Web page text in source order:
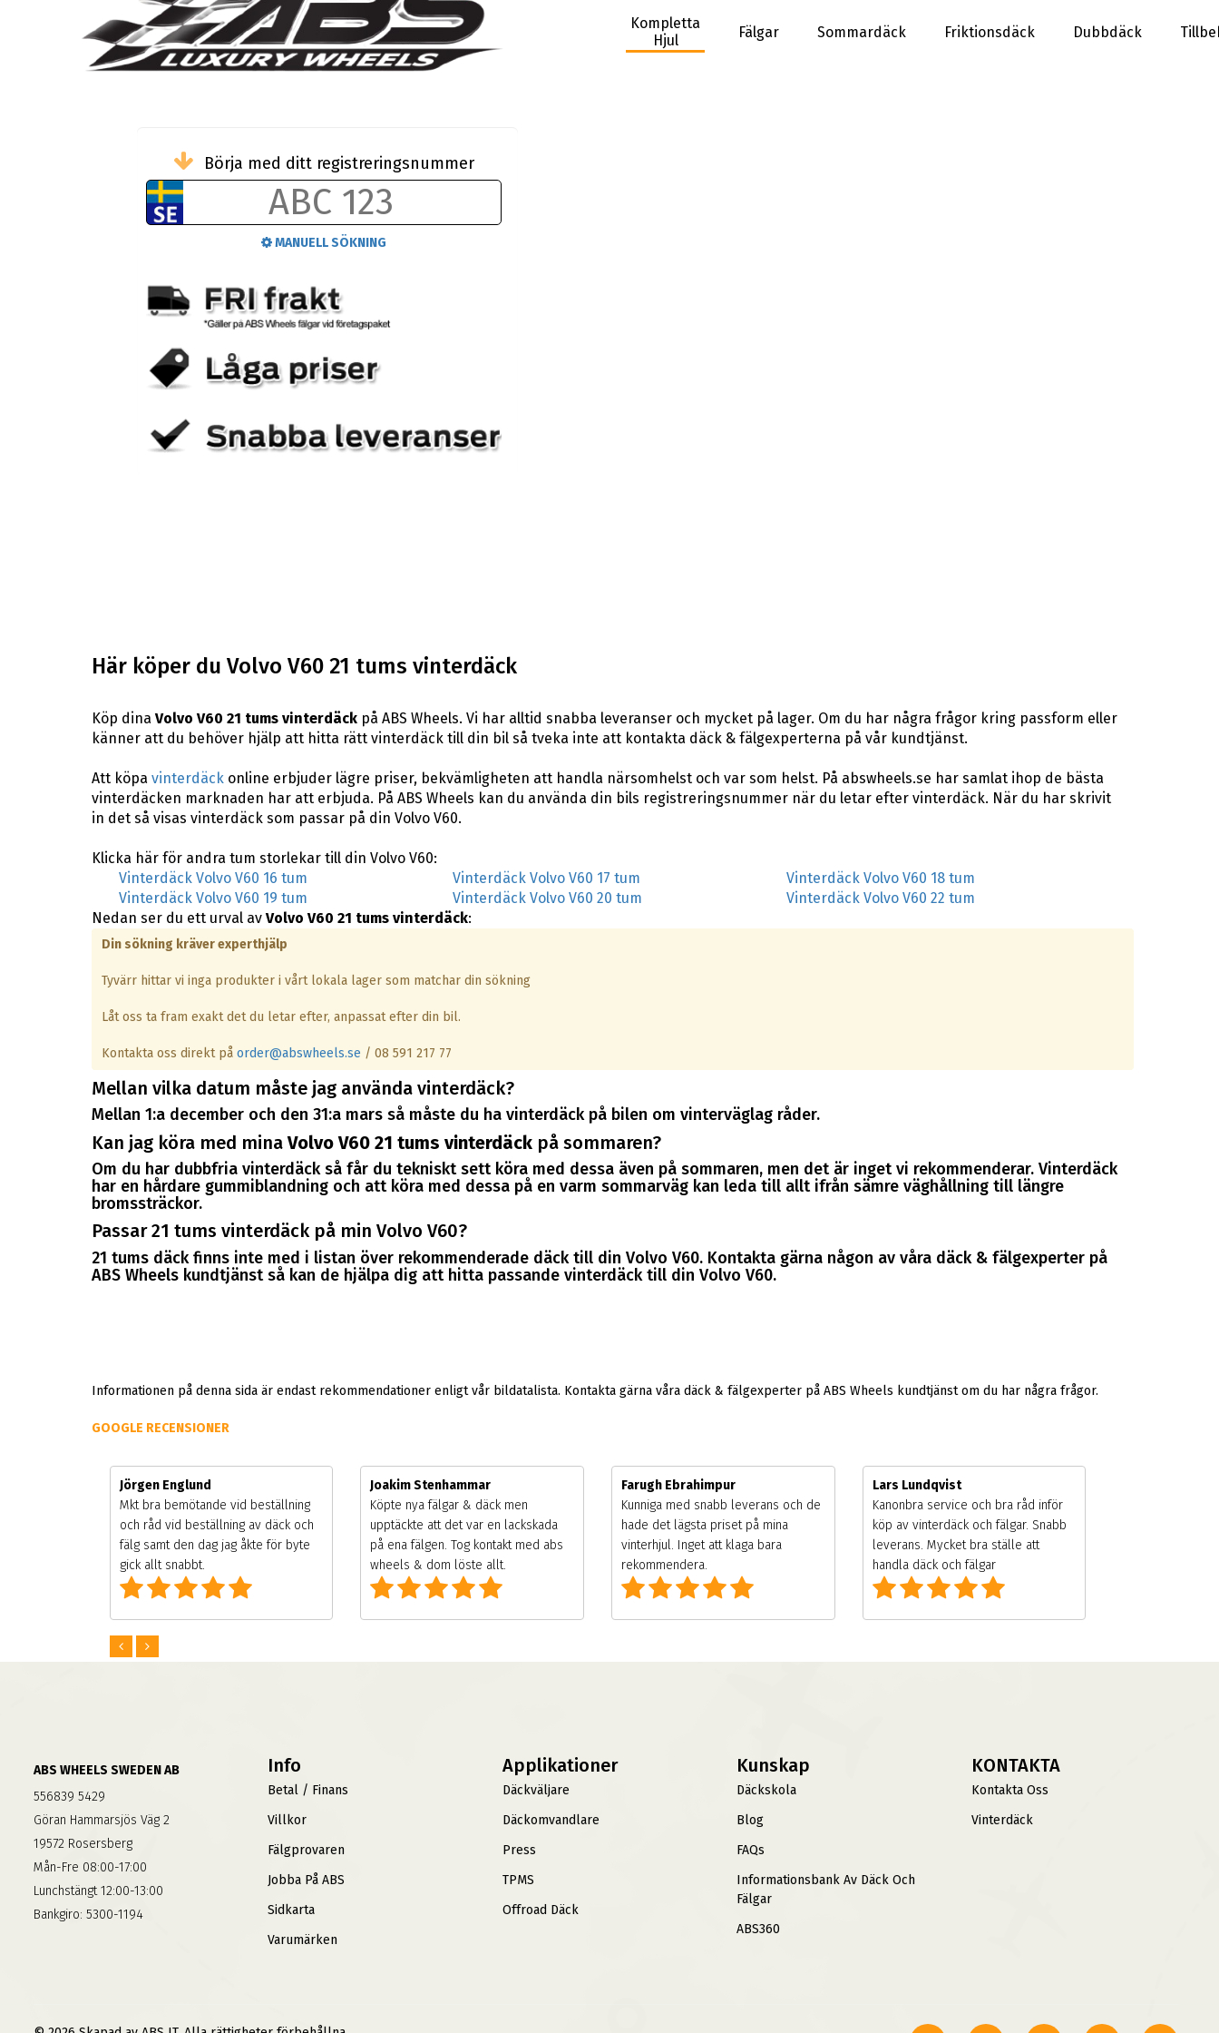
Kompletta
Hjul
Fälgar Sommardäck Friktionsdäck Dubbdäck
Börja med ditt registreringsnummer
MANUELL SÖKNING
Här köper du Volvo V60 21 tums vinterdäck
Köp dina Volvo V60 21 tums vinterdäckpå ABS Wheels. Vi har alltid snabba leveranser och mycket på lager. Om du har några frågor kring passform eller
känner att du behöver hjälp att hitta rätt vinterdäck till din bil så tveka inte att kontakta däck & fälgexperterna på vår kundtjänst.
Att köpa vinterdäckonline erbjuder lägre priser, bekvämligheten att handla närsomhelst och var som helst. På abswheels.se har samlat ihop de bästa
vinterdäcken marknaden har att erbjuda. På ABS Wheels kan du använda din bils registreringsnummer när du letar efter vinterdäck. När du har skrivit
in det så visas vinterdäck som passar på din Volvo V60.
Klicka här för andra tum storlekar till din Volvo V60:
Vinterdäck Volvo V60 16 tum
Vinterdäck Volvo V60 17 tum
Vinterdäck Volvo V60 18 tum
Vinterdäck Volvo V60 19 tum
Vinterdäck Volvo V60 20 tum
Vinterdäck Volvo V60 22 tum
Nedan ser du ett urval av Volvo V60 21 tums vinterdäck:
Din sökning kräver experthjälp
Tyvärr hittar vi inga produkter i vårt lokala lager som matchar din sökning
Låt oss ta fram exakt det du letar efter, anpassat efter din bil.
Kontakta oss direkt på order@abswheels.se / 08 591 217 77
Mellan vilka datum måste jag använda vinterdäck?
Mellan 1:a december och den 31:a mars så måste du ha vinterdäck på bilen om vinterväglag råder.
Kan jag köra med minaVolvo V60 21 tums vinterdäckpå sommaren?
Om du har dubbfria vinterdäck så får du tekniskt sett köra med dessa även på sommaren, men det är inget vi rekommenderar. Vinterdäck
har en hårdare gummiblandning och att köra med dessa på en varm sommarväg kan leda till allt ifrån sämre väghållning till längre
bromssträckor.
Passar 21 tums vinterdäck på min Volvo V60?
21 tums däck finns inte med i listan över rekommenderade däck till din Volvo V60. Kontakta gärna någon av våra däck & fälgexperter på
ABS Wheels kundtjänst så kan de hjälpa dig att hitta passande vinterdäck till din Volvo V60.
Informationen på denna sida är endast rekommendationer enligt vår bildatalista. Kontakta gärna våra däck & fälgexperter på ABS Wheels kundtjänst om du har några frågor.
GOOGLE RECENSIONER
Jörgen Englund
Mkt bra bemötande vid beställning
och råd vid beställning av däck och
fälg samt den dag jag åkte för byte
gick allt snabbt.
Joakim Stenhammar
Köpte nya fälgar & däck men
upptäckte att det var en lackskada
på ena fälgen. Tog kontakt med abs
wheels & dom löste allt.
Farugh Ebrahimpur
Kunniga med snabb leverans och de
hade det lägsta priset på mina
vinterhjul. Inget att klaga bara
rekommendera.
Lars Lundqvist
Kanonbra service och bra råd inför
köp av vinterdäck och fälgar. Snabb
leverans. Mycket bra ställe att
handla däck och fälgar
ABS WHEELS SWEDEN AB
556839 5429
Göran Hammarsjös Väg 2
19572 Rosersberg
Mån-Fre 08:00-17:00
Lunchstängt 12:00-13:00
Bankgiro: 5300-1194
Info
Betal / Finans
Villkor
Fälgprovaren
Jobba På ABS
Sidkarta
Varumärken
Applikationer
Däckväljare
Däckomvandlare
Press
TPMS
Offroad Däck
Kunskap
Däckskola
Blog
FAQs
Informationsbank Av Däck Och
Fälgar
ABS360
KONTAKTA
Kontakta Oss
Vinterdäck